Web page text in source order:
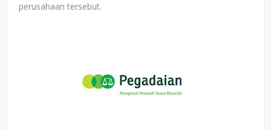
perusahaan tersebut.